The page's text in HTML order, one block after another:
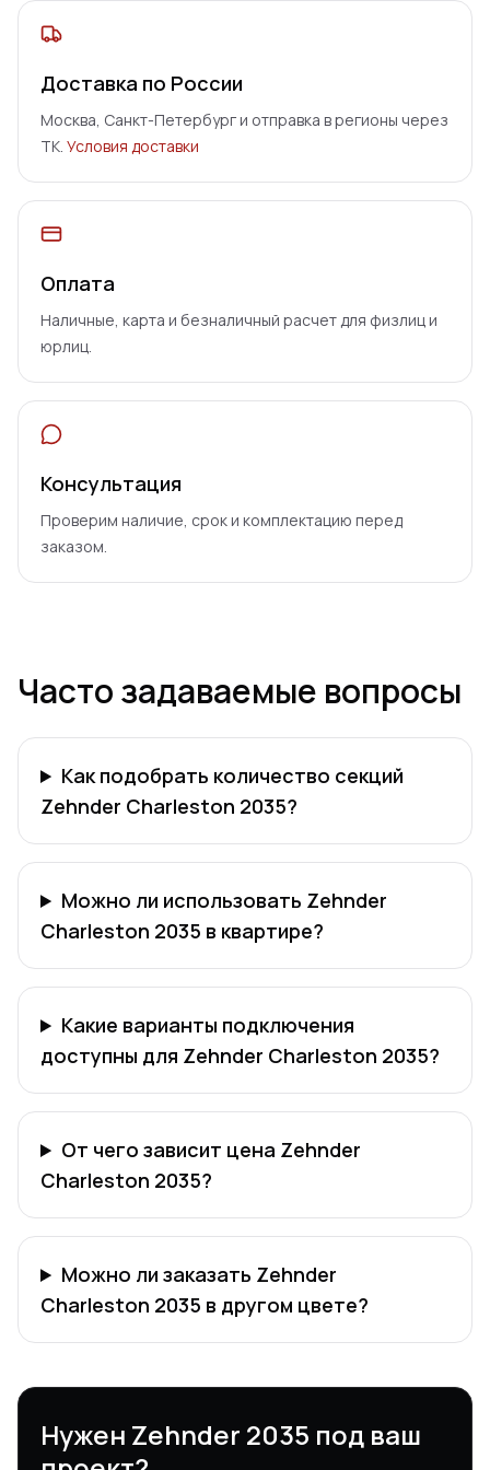
Доставка по России
Москва, Санкт-Петербург и отправка в регионы через
ТК. Условия доставки
Оплата
Наличные, карта и безналичный расчет для физлиц и
юрлиц.
Консультация
Проверим наличие, срок и комплектацию перед
заказом.
Часто задаваемые вопросы
Как подобрать количество секций
Zehnder Charleston 2035?
Можно ли использовать Zehnder
Charleston 2035 в квартире?
Какие варианты подключения
доступны для Zehnder Charleston 2035?
От чего зависит цена Zehnder
Charleston 2035?
Можно ли заказать Zehnder
Charleston 2035 в другом цвете?
Нужен Zehnder 2035 под ваш